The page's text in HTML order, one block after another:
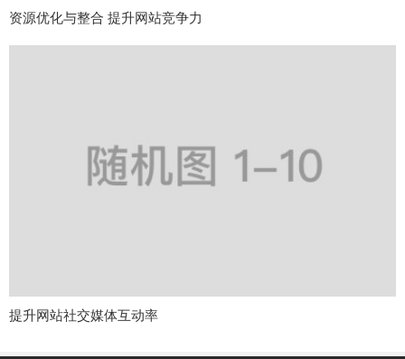
资源优化与整合 提升网站竞争力
提升网站社交媒体互动率